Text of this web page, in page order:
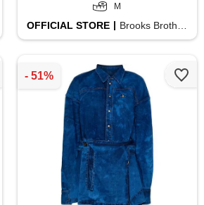
M
OFFICIALSTORE Brooks Brothers